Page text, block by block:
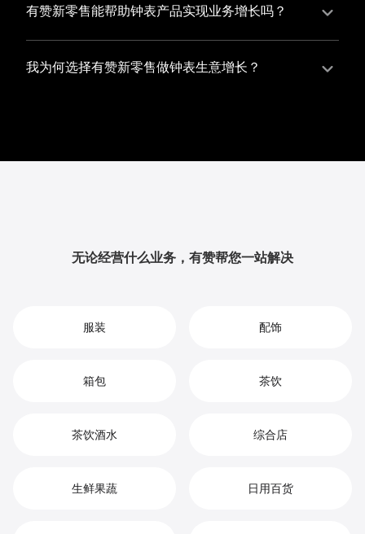
店数据的集中管理，包括订单管理、员工管理、库存管
有赞新零售能帮助钟表产品实现业务增长吗？
有赞新零售作为业内领先的一站式解决方案，整合线上
线下渠道、提供多样化店铺搭建、会员营销和大数据分
我为何选择有赞新零售做钟表生意增长？
无论经营什么业务，有赞帮您一站解决
服装 配饰
箱包 茶饮
茶饮酒水 综合店
生鲜果蔬 日用百货